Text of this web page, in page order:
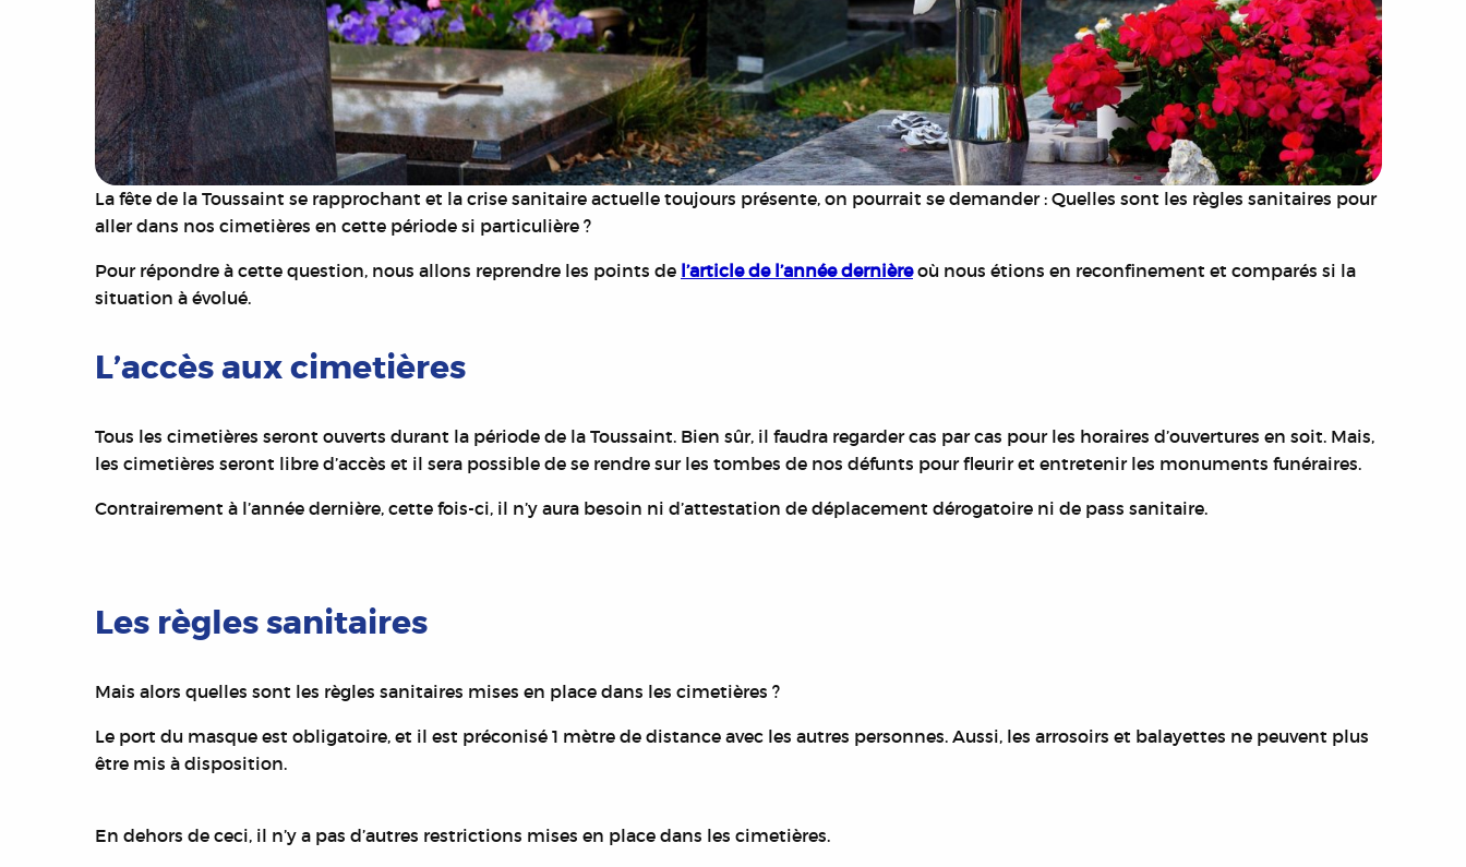
La fête de la Toussaint se rapprochant et la crise sanitaire actuelle toujours présente, on pourrait se demander : Quelles sont les règles sanitaires pour
aller dans nos cimetières en cette période si particulière ?
Pour répondre à cette question, nous allons reprendre les points de l’article de l’année dernièreoù nous étions en reconfinement et comparés si la
situation à évolué.
L’accès aux cimetières
Tous les cimetières seront ouverts durant la période de la Toussaint. Bien sûr, il faudra regarder cas par cas pour les horaires d’ouvertures en soit. Mais,
les cimetières seront libre d’accès et il sera possible de se rendre sur les tombes de nos défunts pour fleurir et entretenir les monuments funéraires.
Contrairement à l’année dernière, cette fois-ci, il n’y aura besoin ni d’attestation de déplacement dérogatoire ni de pass sanitaire.
Les règles sanitaires
Mais alors quelles sont les règles sanitaires mises en place dans les cimetières ?
Le port du masque est obligatoire, et il est préconisé 1 mètre de distance avec les autres personnes. Aussi, les arrosoirs et balayettes ne peuvent plus
être mis à disposition.
En dehors de ceci, il n’y a pas d’autres restrictions mises en place dans les cimetières.